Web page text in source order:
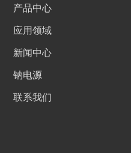
产品中心
应用领域
新闻中心
钠电源
联系我们